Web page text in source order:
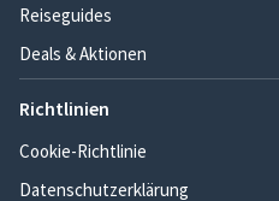
Reiseguides
Deals & Aktionen
Richtlinien
Cookie-Richtlinie
Datenschutzerklärung